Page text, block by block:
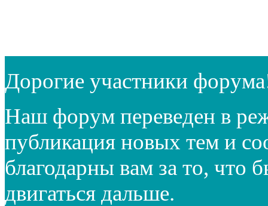
Дорогие участники
Наш форум переведен в
публикация новых тем и
благодарны вам за то, что
двигаться дальше.